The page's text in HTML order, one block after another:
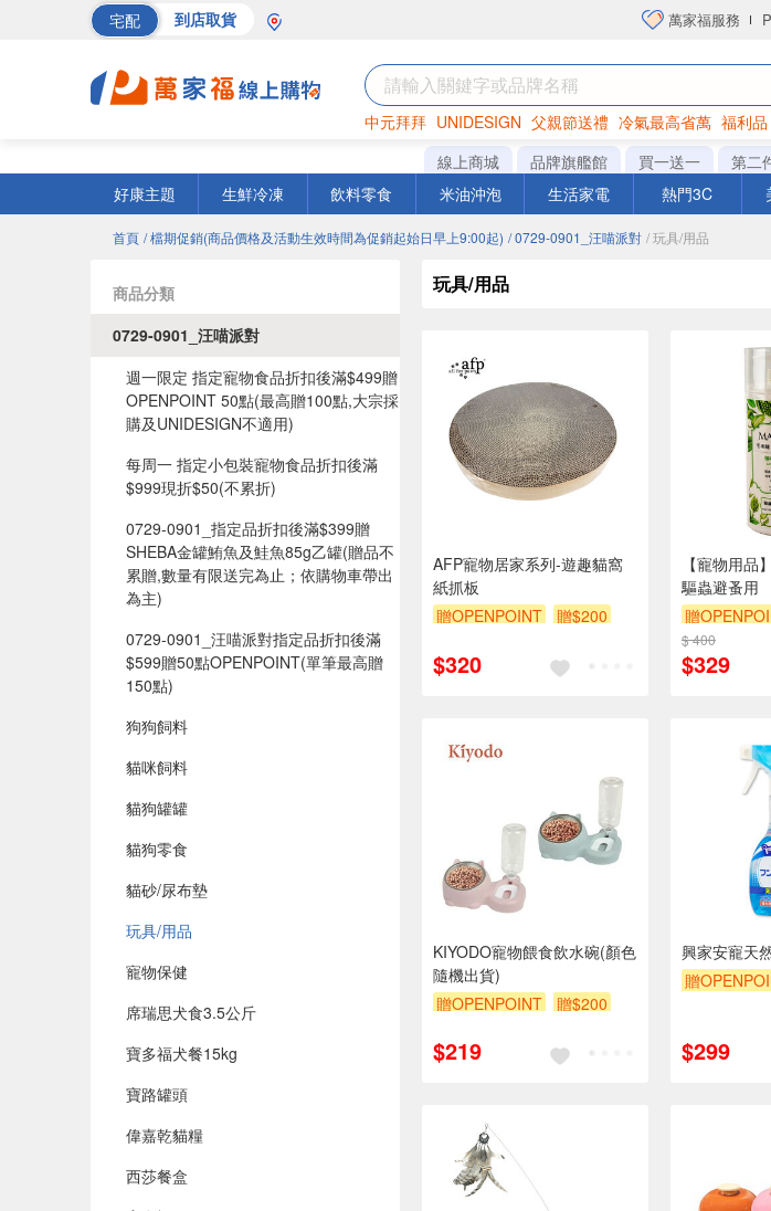
宅配 到店取貨 萬家福服務
中元拜拜 UNIDESIGN 父親節送禮 冷氣最高省萬 福利品
罐頭 海苔 洋芋片
線上商城 品牌旗艦館 買一送一 第二
好康主題
生鮮冷凍 飲料零食 米油沖泡 生活家電 熱門3C
首頁 / 檔期促銷(商品價格及活動生效時間為促銷起始日早上9:00起) / 0729-0901_汪喵派對 / 玩具/用品
商品分類
0729-0901_汪喵派對
週一限定 指定寵物食品折扣後滿$499贈
OPENPOINT 50點(最高贈100點,大宗採
購及UNIDESIGN不適用)
每周一 指定小包裝寵物食品折扣後滿
$999現折$50(不累折)
0729-0901_指定品折扣後滿$399贈
SHEBA金罐鮪魚及鮭魚85g乙罐(贈品不
累贈,數量有限送完為止；依購物車帶出
為主)
0729-0901_汪喵派對指定品折扣後滿
$599贈50點OPENPOINT(單筆最高贈
150點)​
狗狗飼料
貓咪飼料
貓狗罐罐
貓狗零食
貓砂/尿布墊
玩具/用品
寵物保健
席瑞思犬食3.5公斤
寶多福犬餐15kg
寶路罐頭
偉嘉乾貓糧
西莎餐盒
玩具/用品
AFP寵物居家系列-遊趣貓窩
紙抓板
贈OPENPOINT
贈$200
$320
【寵物用品
驅蟲避蚤用
贈
$ 400
$329
KIYODO寵物餵食飲水碗(顏色
隨機出貨)
贈OPENPOINT
贈$200
$219
興家安寵天
贈
$299